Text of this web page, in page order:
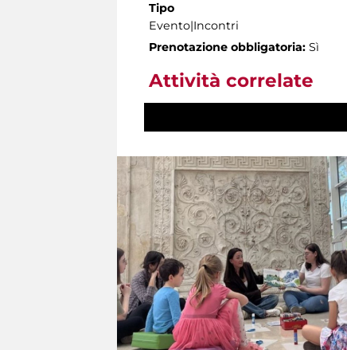
Tipo
Evento|Incontri
Prenotazione obbligatoria: Sì
Attività correlate